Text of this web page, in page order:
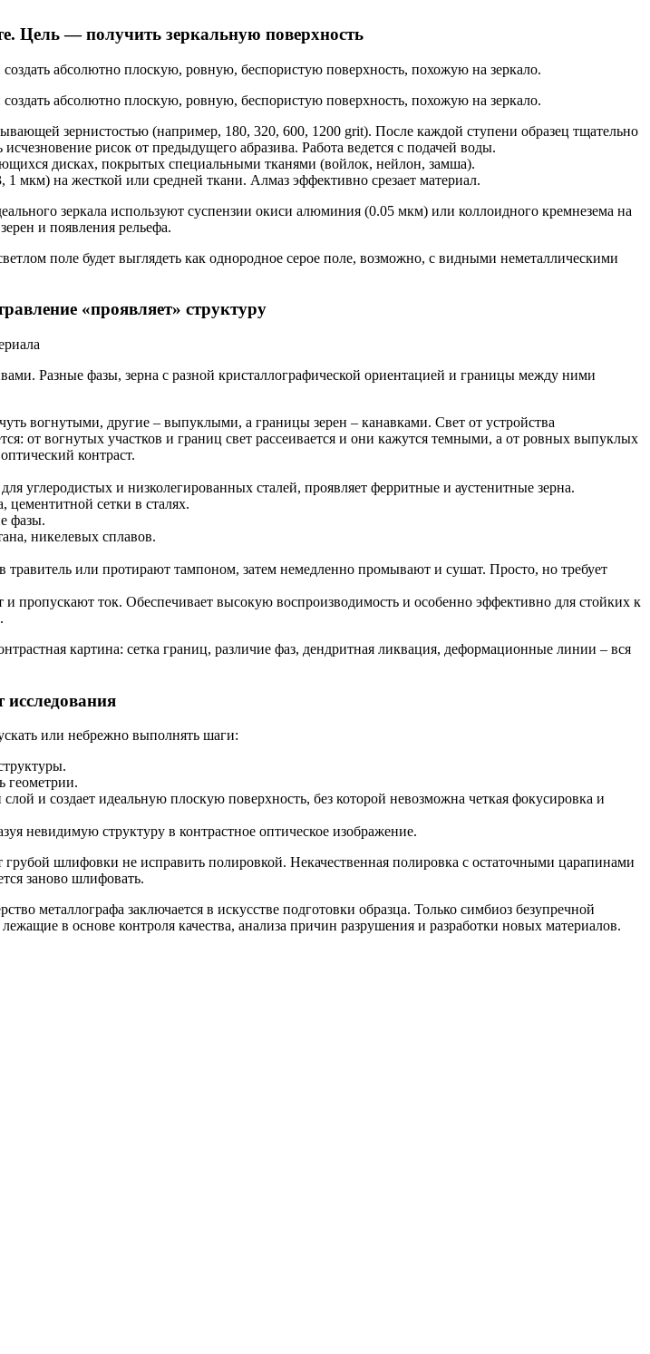
Цель — получить зеркальную поверхность
абсолютно плоскую, ровную, беспористую поверхность, похожую на зеркало.
абсолютно плоскую, ровную, беспористую поверхность, похожую на зеркало.
зернистостью (например, 180, 320, 600, 1200 grit). После каждой ступени образец тщательно
рисок от предыдущего абразива. Работа ведется с подачей воды.
дисках, покрытых специальными тканями (войлок, нейлон, замша).
мкм) на жесткой или средней ткани. Алмаз эффективно срезает материал.
зеркала используют суспензии окиси алюминия (0.05 мкм) или коллоидного кремнезема на
и появления рельефа.
поле будет выглядеть как однородное серое поле, возможно, с видными неметаллическими
«проявляет» структуру
Разные фазы, зерна с разной кристаллографической ориентацией и границы между ними
вогнутыми, другие – выпуклыми, а границы зерен – канавками. Свет от устройства
от вогнутых участков и границ свет рассеивается и они кажутся темными, а от ровных выпуклых
контраст.
углеродистых и низколегированных сталей, проявляет ферритные и аустенитные зерна.
цементитной сетки в сталях.
фазы.
никелевых сплавов.
или протирают тампоном, затем немедленно промывают и сушат. Просто, но требует
пропускают ток. Обеспечивает высокую воспроизводимость и особенно эффективно для стойких к
картина: сетка границ, различие фаз, дендритная ликвация, деформационные линии – вся
исследования
или небрежно выполнять шаги:
геометрии.
и создает идеальную плоскую поверхность, без которой невозможна четкая фокусировка и
невидимую структуру в контрастное оптическое изображение.
шлифовки не исправить полировкой. Некачественная полировка с остаточными царапинами
заново шлифовать.
металлографа заключается в искусстве подготовки образца. Только симбиоз безупречной
в основе контроля качества, анализа причин разрушения и разработки новых материалов.